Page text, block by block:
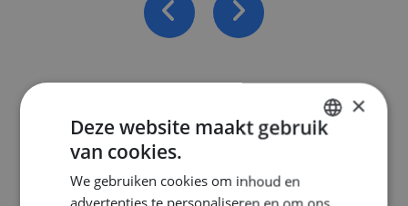
Vacatures
×
Deze website maakt gebruik
van cookies.
We gebruiken cookies om inhoud en